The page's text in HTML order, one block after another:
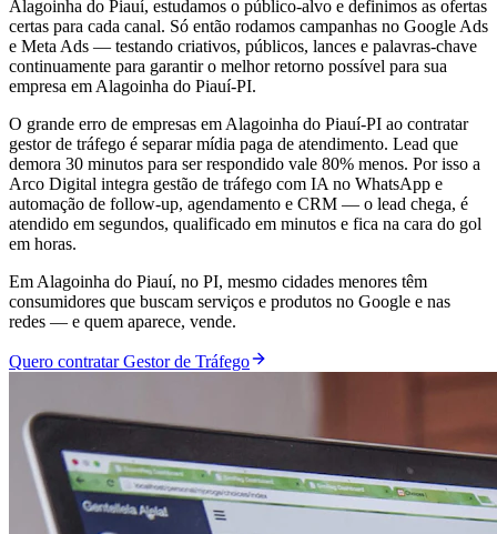
Alagoinha do Piauí, estudamos o público-alvo e definimos as ofertas
certas para cada canal. Só então rodamos campanhas no Google Ads
e Meta Ads — testando criativos, públicos, lances e palavras-chave
continuamente para garantir o melhor retorno possível para sua
empresa em Alagoinha do Piauí-PI.
O grande erro de empresas em Alagoinha do Piauí-PI ao contratar
gestor de tráfego é separar mídia paga de atendimento. Lead que
demora 30 minutos para ser respondido vale 80% menos. Por isso a
Arco Digital integra gestão de tráfego com IA no WhatsApp e
automação de follow-up, agendamento e CRM — o lead chega, é
atendido em segundos, qualificado em minutos e fica na cara do gol
em horas.
Em Alagoinha do Piauí, no PI, mesmo cidades menores têm
consumidores que buscam serviços e produtos no Google e nas
redes — e quem aparece, vende.
Quero contratar Gestor de Tráfego